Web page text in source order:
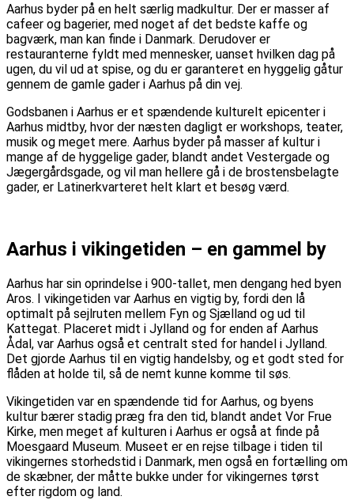
Aarhus byder på en helt særlig madkultur. Der er masser af
cafeer og bagerier, med noget af det bedste kaffe og
bagværk, man kan finde i Danmark. Derudover er
restauranterne fyldt med mennesker, uanset hvilken dag på
ugen, du vil ud at spise, og du er garanteret en hyggelig gåtur
gennem de gamle gader i Aarhus på din vej.
Godsbanen i Aarhus er et spændende kulturelt epicenter i
Aarhus midtby, hvor der næsten dagligt er workshops, teater,
musik og meget mere. Aarhus byder på masser af kultur i
mange af de hyggelige gader, blandt andet Vestergade og
Jægergårdsgade, og vil man hellere gå i de brostensbelagte
gader, er Latinerkvarteret helt klart et besøg værd.
Aarhus i vikingetiden – en gammel by
Aarhus har sin oprindelse i 900-tallet, men dengang hed byen
Aros. I vikingetiden var Aarhus en vigtig by, fordi den lå
optimalt på sejlruten mellem Fyn og Sjælland og ud til
Kattegat. Placeret midt i Jylland og for enden af Aarhus
Ådal, var Aarhus også et centralt sted for handel i Jylland.
Det gjorde Aarhus til en vigtig handelsby, og et godt sted for
flåden at holde til, så de nemt kunne komme til søs.
Vikingetiden var en spændende tid for Aarhus, og byens
kultur bærer stadig præg fra den tid, blandt andet Vor Frue
Kirke, men meget af kulturen i Aarhus er også at finde på
Moesgaard Museum. Museet er en rejse tilbage i tiden til
vikingernes storhedstid i Danmark, men også en fortælling om
de skæbner, der måtte bukke under for vikingernes tørst
efter rigdom og land.